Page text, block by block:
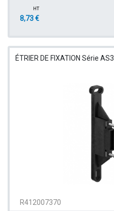
HT
8,73 €
ÉTRIER DE FIXATION Série AS3
R412007370